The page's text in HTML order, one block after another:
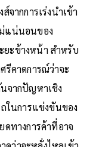
จากการเร่งนำเข้า
ม่แน่นอนของ
ยะข้างหน้า สำหรับ
รีคาดการณ์ว่าจะ
จากปัญหาเชิง
ในการแข่งขันของ
ดทางการค้าที่อาจ